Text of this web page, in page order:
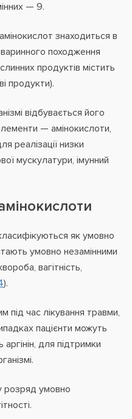
— 9.
знаходиться в
походження
продуктів містить
продукти).
відбувається його
— амінокислоти,
реалізації низки
мускулатури, імунний
як умовно
умовно незамінними
вагітність,
).
під час лікування травми,
пацієнти можуть
для підтримки
розряд умовно